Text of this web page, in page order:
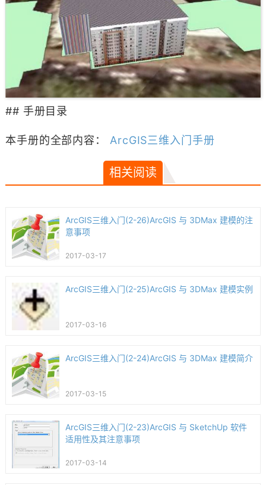
## 手册目录
本手册的全部内容： ArcGIS三维入门手册
相关阅读
ArcGIS三维入门(2-26)ArcGIS 与 3DMax 建模的注
意事项
2017-03-17
ArcGIS三维入门(2-25)ArcGIS 与 3DMax 建模实例
2017-03-16
ArcGIS三维入门(2-24)ArcGIS 与 3DMax 建模简介
2017-03-15
ArcGIS三维入门(2-23)ArcGIS 与 SketchUp 软件
适用性及其注意事项
2017-03-14